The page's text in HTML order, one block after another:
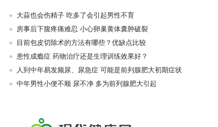
●
大蒜也会伤精子 吃多了会引起男性不育
●
房事后下腹疼痛难忍 小心卵巢黄体囊肿破裂
●
目前包皮切除术的方法有哪些？优缺点比较
●
患性成瘾症 药物治疗还是生理训练效果好？
●
人到中年易发频尿、尿急症 可能是前列腺肥大初期症状
● 中年男性小便不顺 尿不净 多为前列腺肥大引起